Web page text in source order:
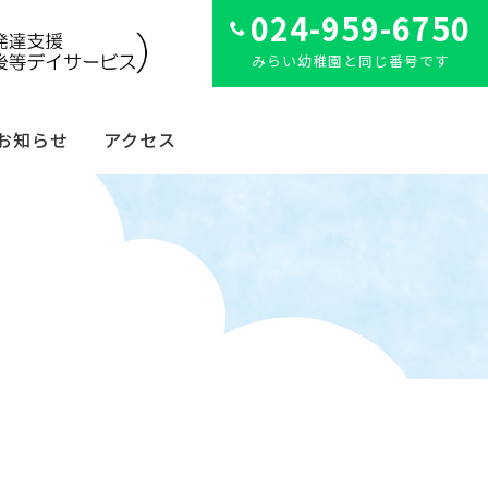
024-959-6750
みらい幼稚園と同じ番号です
知らせ アクセス